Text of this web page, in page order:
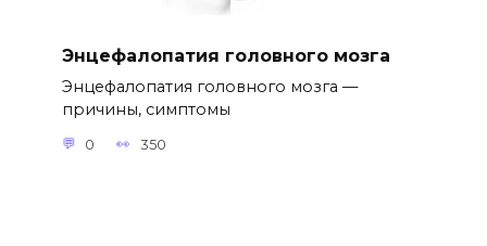
Энцефалопатия головного мозга
Энцефалопатия головного мозга —
причины, симптомы
0 350